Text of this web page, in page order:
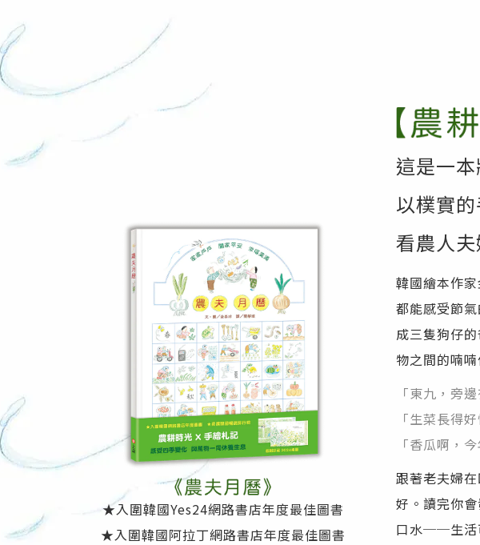
★入圍韓國Yes24網路書店年度最佳圖書
★入圍韓國阿拉丁網路書店年度最佳圖書
這是一
以樸實
看農人
韓國繪本作
都能感受節
成三隻狗仔
物之間的喃
「東九，旁
「生菜長得
「香瓜啊，
跟著老夫婦
好。讀完你
口水──生活